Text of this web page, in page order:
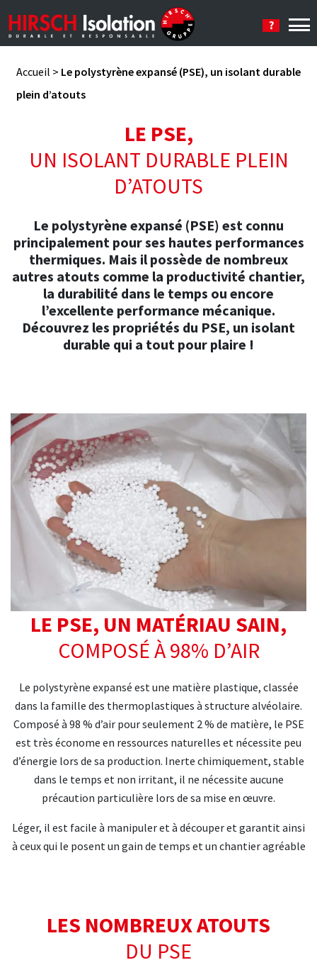
Accueil > Le polystyrène expansé (PSE), un isolant durable
plein d’atouts
LE PSE,
UN ISOLANT DURABLE PLEIN
D’ATOUTS
Le polystyrène expansé (PSE) est connu
principalement pour ses hautes performances
thermiques. Mais il possède de nombreux
autres atouts comme la productivité chantier,
la durabilité dans le temps ou encore
l’excellente performance mécanique.
Découvrez les propriétés du PSE, un isolant
durable qui a tout pour plaire !
LE PSE, UN MATÉRIAU SAIN,
COMPOSÉ À 98% D’AIR
Le polystyrène expansé est une matière plastique, classée
dans la famille des thermoplastiques à structure alvéolaire.
Composé à 98 % d’air pour seulement 2 % de matière, le PSE
est très économe en ressources naturelles et nécessite peu
d’énergie lors de sa production. Inerte chimiquement, stable
dans le temps et non irritant, il ne nécessite aucune
précaution particulière lors de sa mise en œuvre.
Léger, il est facile à manipuler et à découper et garantit ainsi
à ceux qui le posent un gain de temps et un chantier agréable
LES NOMBREUX ATOUTS
DU PSE